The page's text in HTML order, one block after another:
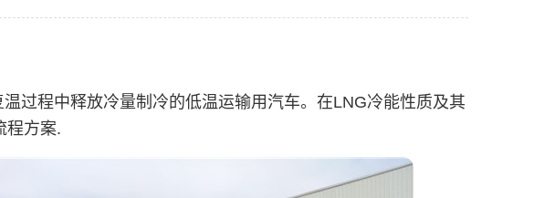
过程中释放冷量制冷的低温运输用汽车。在LNG冷能性质及其
程方案.